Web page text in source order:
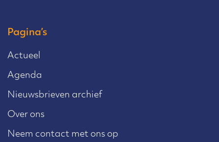
Pagina’s
Actueel
Agenda
Nieuwsbrieven archief
Over ons
Neem contact met ons op